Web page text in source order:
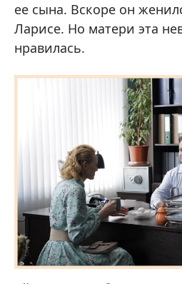
ее сына. Вскоре он
Ларисе. Но матери эта
нравилась.